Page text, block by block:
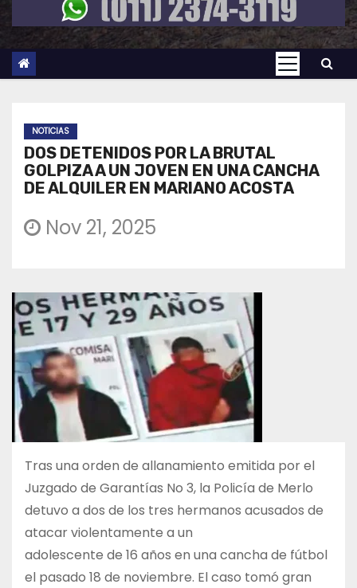
NOTICIAS
DOS DETENIDOS POR LA BRUTAL
GOLPIZA A UN JOVEN EN UNA CANCHA
DE ALQUILER EN MARIANO ACOSTA
Nov 21, 2025
Tras una orden de allanamiento emitida por el
Juzgado de Garantías No 3, la Policía de Merlo
detuvo a dos de los tres hermanos acusados de
atacar violentamente a un
adolescente de 16 años en una cancha de fútbol
el pasado 18 de noviembre. El caso tomó gran